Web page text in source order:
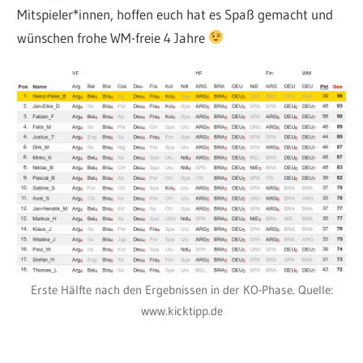
Mitspieler*innen, hoffen euch hat es Spaß gemacht und
wünschen frohe WM-freie 4 Jahre
Erste Hälfte nach den Ergebnissen in der KO-Phase. Quelle:
www.kicktipp.de